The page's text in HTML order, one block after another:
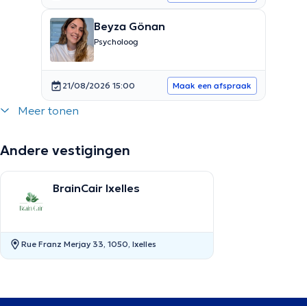
Beyza Gönan
Psycholoog
21/08/2026 15:00 Maak een afspraak
Meer tonen
Andere vestigingen
BrainCair Ixelles
Rue Franz Merjay 33, 1050, Ixelles